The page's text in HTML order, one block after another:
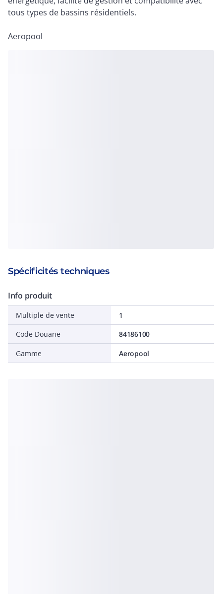
tous types de bassins résidentiels.
Aeropool
Spécificités techniques
Info produit
Multiple de vente
1
Code Douane
84186100
Gamme Aeropool